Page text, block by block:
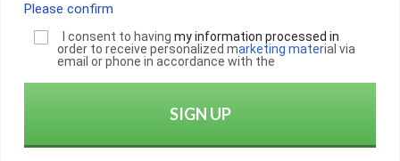
Please confirm
I consent to having my information processed in
order to receive personalized marketing material via
email or phone in accordance with the
SIGN UP